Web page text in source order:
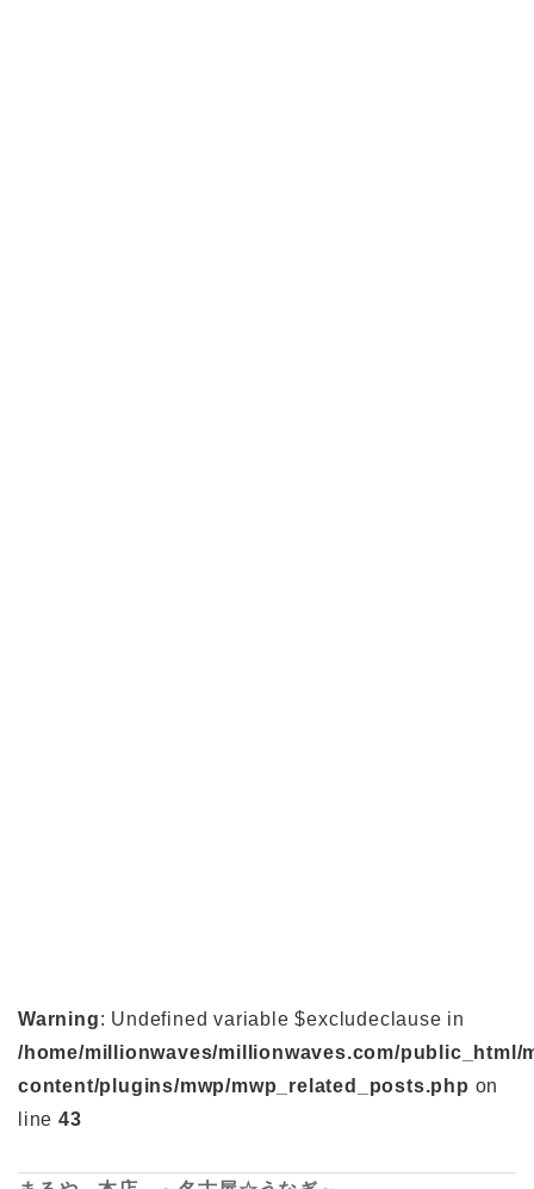
Warning: Undefined variable $excludeclause in
/home/millionwaves/millionwaves.com/public_html/
content/plugins/mwp/mwp_related_posts.php on
line 43